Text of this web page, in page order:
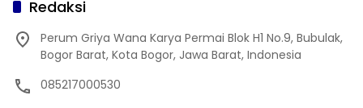
Redaksi
Perum Griya Wana Karya Permai Blok H1 No.9, Bubulak,
Bogor Barat, Kota Bogor, Jawa Barat, Indonesia
085217000530